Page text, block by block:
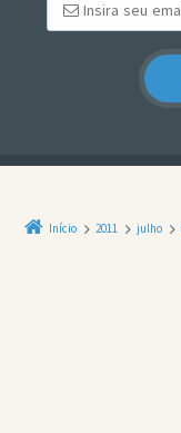
Início 2011 julho